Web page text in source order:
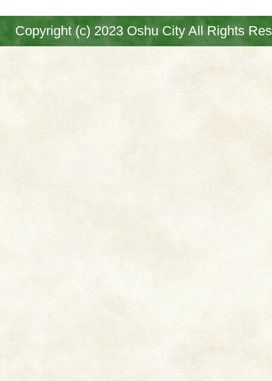
Copyright (c) 2023 Oshu City All Rights